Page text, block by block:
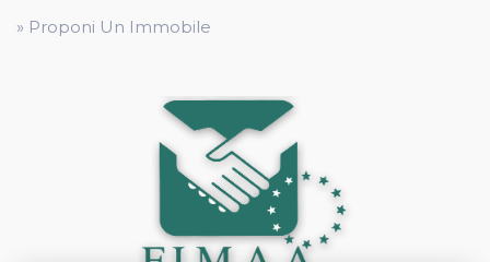
» Proponi Un Immobile